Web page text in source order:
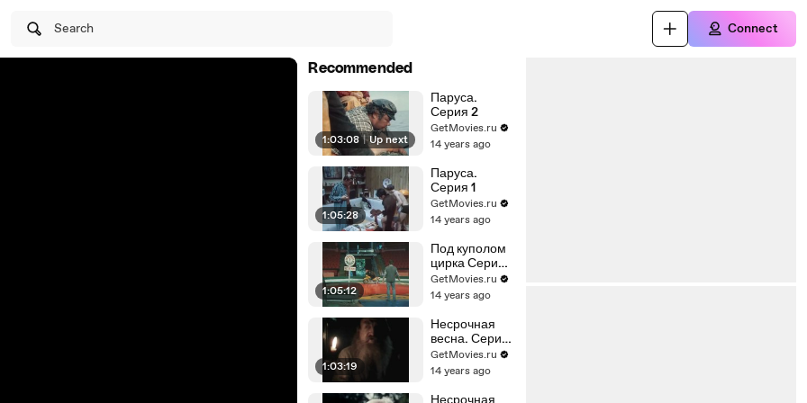
Search Connect
Recommended
1:03:08 | Up next
Паруса.
Серия 2
GetMovies.ru
14 years ago
1:05:28
Паруса.
Серия 1
GetMovies.ru
14 years ago
1:05:12
Под куполом
цирка Серия
2
GetMovies.ru
14 years ago
1:03:19
Несрочная
весна. Серия
1
GetMovies.ru
14 years ago